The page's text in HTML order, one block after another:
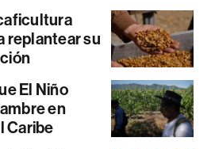
replantear su
El Niño
en
Caribe